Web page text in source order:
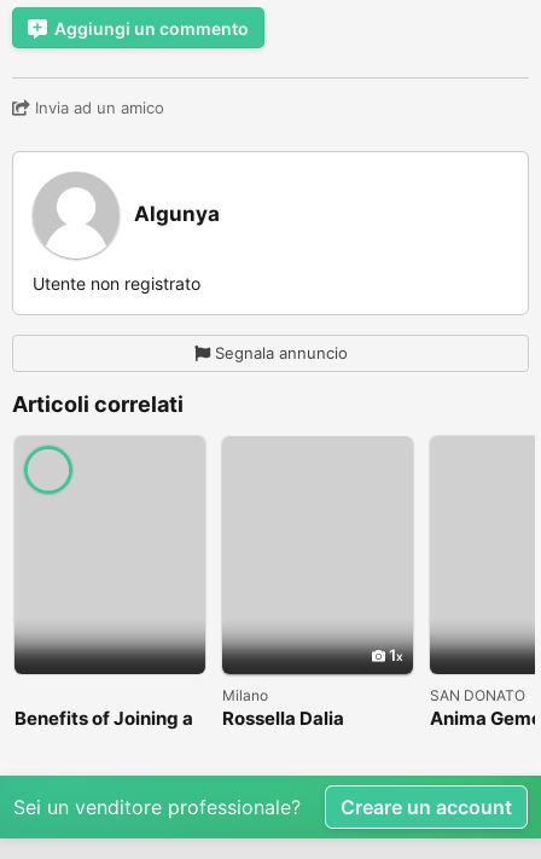
Aggiungi un commento
Invia ad un amico
Algunya
Utente non registrato
Segnala annuncio
Articoli correlati
Benefits of Joining a
Professional Nasha
1
Milano
Rossella Dalia
SAN DONATO
Anima
Sei un venditore professionale? Creare un account